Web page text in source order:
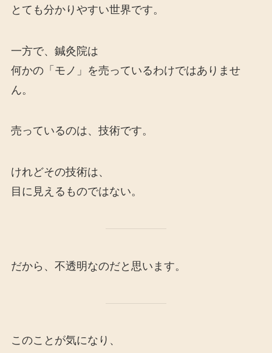
とても分かりやすい世界です。
一方で、鍼灸院は
何かの「モノ」を売っているわけではありませ
ん。
売っているのは、技術です。
けれどその技術は、
目に見えるものではない。
だから、不透明なのだと思います。
このことが気になり、